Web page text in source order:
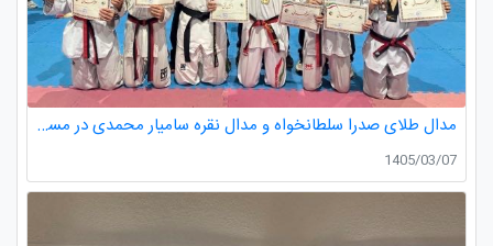
مدال طلای صدرا سلطانخواه و مدال نقره سامیار محمدی در مسابقات قهرمانی نونهالان استان گیلان
1405/03/07